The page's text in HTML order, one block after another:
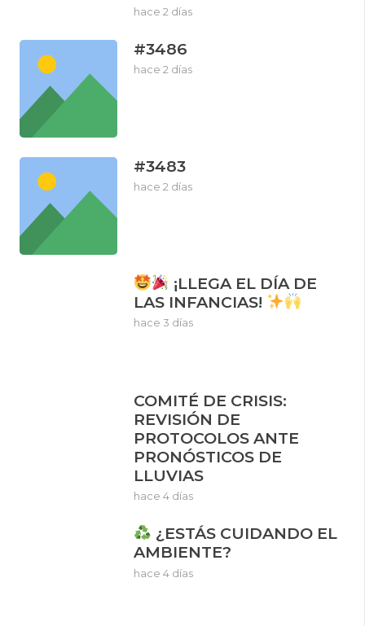
hace 2 días
#3486
hace 2 días
#3483
hace 2 días
¡LLEGA EL DÍA DE
LAS INFANCIAS!
hace 3 días
COMITÉ DE CRISIS:
REVISIÓN DE
PROTOCOLOS ANTE
PRONÓSTICOS DE
LLUVIAS
hace 4 días
¿ESTÁS CUIDANDO EL
AMBIENTE?
hace 4 días